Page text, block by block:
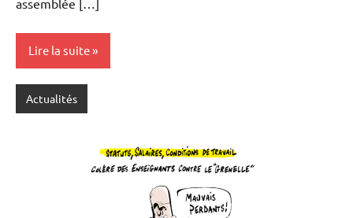
Lire la suite
Actualités